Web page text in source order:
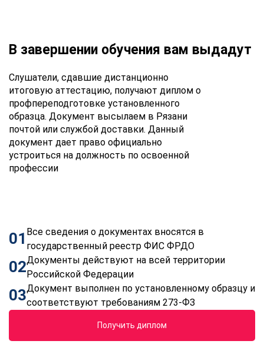
В завершении обучения вам выдадут
Слушатели, сдавшие дистанционно
итоговую аттестацию, получают диплом о
профпереподготовке установленного
образца. Документ высылаем в Рязани
почтой или службой доставки. Данный
документ дает право официально
устроиться на должность по освоенной
профессии
01 Все сведения о документах вносятся в
государственный реестр ФИС ФРДО
02Документы действуют на всей территории
Российской Федерации
03Документ выполнен по установленному образцу и
соответствуют требованиям 273-ФЗ
Получить диплом